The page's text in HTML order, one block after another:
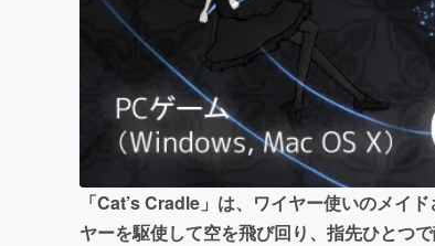
「Cat’s Cradle」は、ワイヤー使いのメイ
ヤーを駆使して空を飛び回り、指先ひとつ